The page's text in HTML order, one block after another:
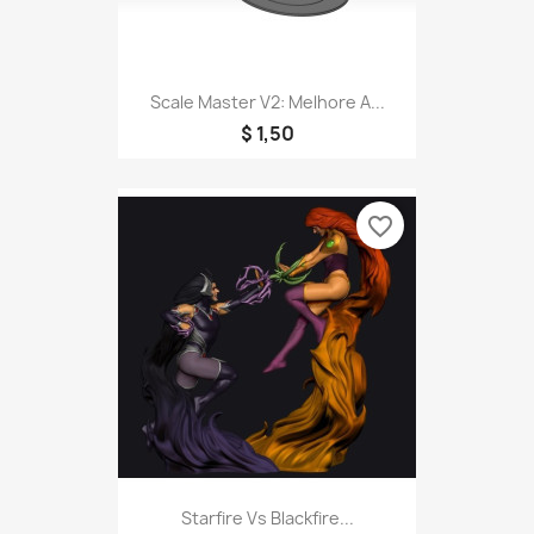
Scale Master V2: Melhore A...
$ 1,50
Starfire Vs Blackfire...
favorite_border